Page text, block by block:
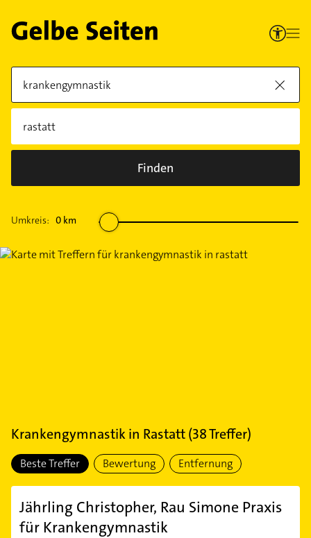
Finden
Umkreis: 0 km
Krankengymnastikin Rastatt(38Treffer)
Beste Treffer Bewertung Entfernung
Jährling Christopher, Rau Simone Praxis
für Krankengymnastik